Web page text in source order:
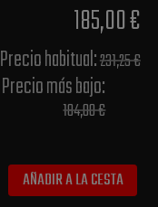
185,00 €
Precio habitual​:231,25 €
Precio más bajo​:
184,00 €
AÑADIR A LA CESTA